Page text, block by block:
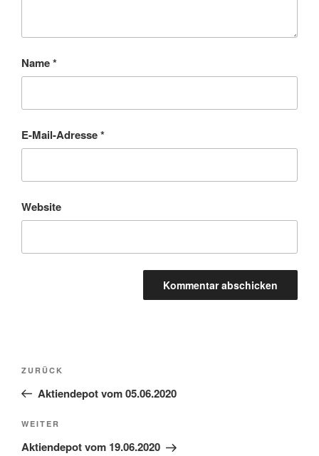
Name*
E-Mail-Adresse*
Website
Beitragsnavigation
Vorheriger
Beitrag
ZURÜCK
Aktiendepot vom 05.06.2020
Nächster
Beitrag
WEITER
Aktiendepot vom 19.06.2020